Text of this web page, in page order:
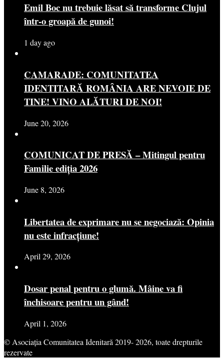
Emil Boc nu trebuie lăsat să transforme Clujul
într-o groapă de gunoi!
1 day ago
CAMARADE: COMUNITATEA
IDENTITARĂ ROMÂNIA ARE NEVOIE DE
TINE! VINO ALĂTURI DE NOI!
June 20, 2026
COMUNICAT DE PRESĂ – Mitingul pentru
Familie ediția 2026
June 8, 2026
Libertatea de exprimare nu se negociază: Opinia
nu este infracțiune!
April 29, 2026
Dosar penal pentru o glumă. Mâine va fi
închisoare pentru un gând!
April 1, 2026
© Asociația Comunitatea Idenitară 2019- 2026, toate drepturile
rezervate